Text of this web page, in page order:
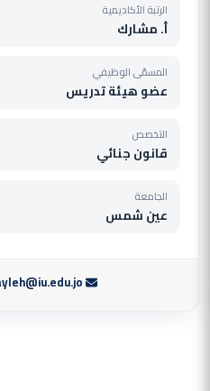
الرتبة الأكاديمية
أ. مشارك
المسمّى الوظيفي
عضو هيئة تدريس
التخصص
قانون جنائي
الجامعة
عين شمس